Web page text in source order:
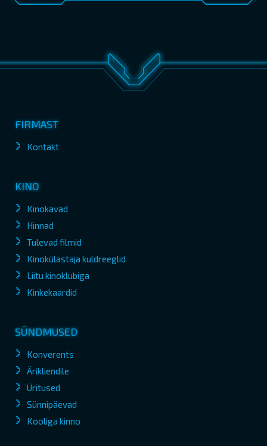
FIRMAST
Kontakt
KINO
Kinokavad
Hinnad
Tulevad filmid
Kinokülastaja kuldreeglid
Liitu kinoklubiga
Kinkekaardid
SÜNDMUSED
Konverents
Ärikliendile
Üritused
Sünnipäevad
Kooliga kinno